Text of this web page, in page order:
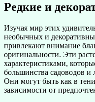
Редкие и
Изучая мир этих
необычных и
привлекают внимание
оригинальности. Эти
характеристиками,
большинства садоводов
Они могут быть как в
зависимости от